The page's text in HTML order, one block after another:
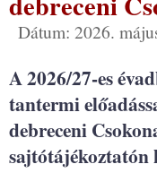
Dátum: 2026.
A 2026/27-es
tantermi
debreceni
sajtótájékoztatón